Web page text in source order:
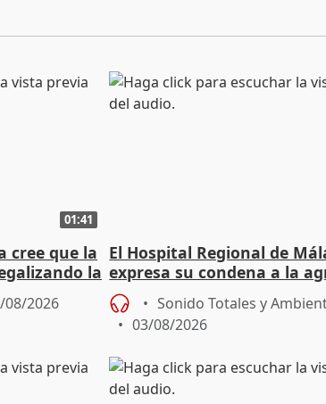
01:41
cree que la
la
08/2026
El Hospital Regional de
expresa su condena a la
dos enfermeras de
Sonido Totales y
03/08/2026